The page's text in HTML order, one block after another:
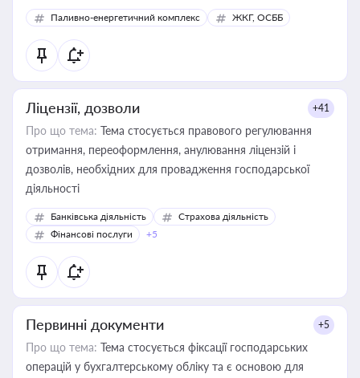
Паливно-енергетичний комплекс ЖКГ, ОСББ
Ліцензії, дозволи +41
Про що тема: Тема стосується правового регулювання
отримання, переоформлення, анулювання ліцензій і
дозволів, необхідних для провадження господарської
діяльності
Банківська діяльність
Страхова діяльність
Фінансові послуги
+5
Первинні документи +5
Про що тема: Тема стосується фіксації господарських
операцій у бухгалтерському обліку та є основою для